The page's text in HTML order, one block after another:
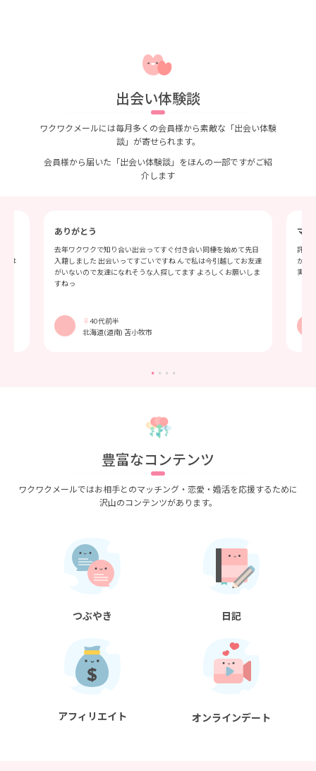
出会い体験談
ワクワクメールには毎月多くの会員様から素敵な「出会い体験
談」が寄せられます。
会員様から届いた「出会い体験談」をほんの一部ですがご紹
介します
では
ありがとう
去年ワクワクで知り合い出会ってすぐ付き合い同棲を始めて先日
入籍しました 出会いってすごいですね んで私は今引越してお友達
がいないので友達になれそうな人探してます よろしくお願いしま
すねっ
♀40代前半
北海道(道南) 苫小牧市
マ
評判
かり
実し
豊富なコンテンツ
ワクワクメールではお相手とのマッチング・恋愛・婚活を応援するために
沢山のコンテンツがあります。
つぶやき 日記
アフィリエイト オンラインデート